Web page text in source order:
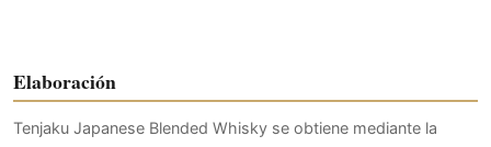
Elaboración
Tenjaku Japanese Blended Whisky se obtiene mediante la